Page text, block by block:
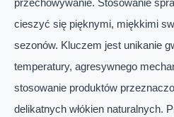
przechowywanie. Stosowanie
cieszyć się pięknymi, miękkimi
sezonów. Kluczem jest unikanie
temperatury, agresywnego
stosowanie produktów
delikatnych włókien naturalnych.